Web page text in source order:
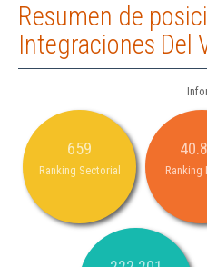
Resumen de
Integraciones Del
659
Ranking Sectorial Ranking